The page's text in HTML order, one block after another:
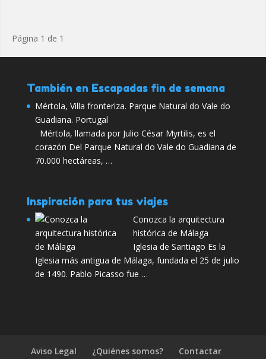
Página 1 de 1
También en Escapadas fin de semana
Mértola, Villa fronteriza. Parque Natural do Vale do
Guadiana. Portugal
Mértola, llamada por Julio César Myrtilis, es el
corazón Del Parque Natural do Vale do Guadiana de
70.000 hectáreas, …
Inspiración para tus viajes
Conozca la arquitectura
histórica de Málaga
Iglesia de Santiago Es la
Iglesia más antigua de Málaga, fundada el 25 de julio
de 1490. Pablo Picasso fue …
Aviso Legal ¿Quiénes somos?
Contactar